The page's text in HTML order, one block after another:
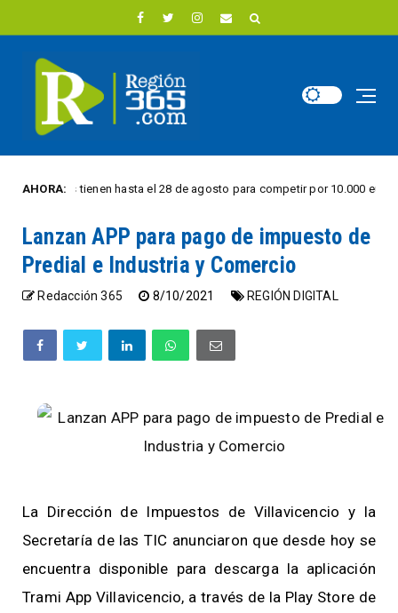
AHORA:tienen hasta el 28 de agosto para competir por 10.000 euros en
Lanzan APP para pago de impuesto de
Predial e Industria y Comercio
Redacción 365 8/10/2021 REGIÓN DIGITAL
La Dirección de Impuestos de Villavicencio y la
Secretaría de las TIC anunciaron que desde hoy se
encuentra disponible para descarga la aplicación
Trami App Villavicencio, a través de la Play Store de